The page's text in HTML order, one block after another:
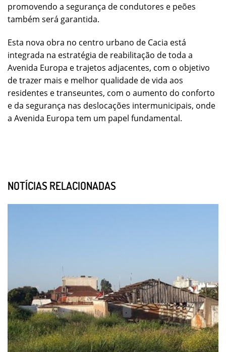
promovendo a segurança de condutores e peões
também será garantida.
Esta nova obra no centro urbano de Cacia está
integrada na estratégia de reabilitação de toda a
Avenida Europa e trajetos adjacentes, com o objetivo
de trazer mais e melhor qualidade de vida aos
residentes e transeuntes, com o aumento do conforto
e da segurança nas deslocações intermunicipais, onde
a Avenida Europa tem um papel fundamental.
NOTÍCIAS RELACIONADAS